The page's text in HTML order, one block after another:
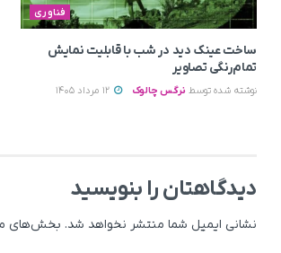
فناوری
ساخت عینک دید در شب با قابلیت نمایش
تمام‌رنگی تصاویر
نوشته شده توسط نرگس چالوک
دیدگاهتان را بنویسید
نشانی ایمیل شما منتشر نخواهد شد. بخش‌های